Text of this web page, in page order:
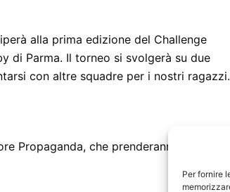
Per fornire
alla prima edizione del Challenge
di Parma. Il torneo si svolgerà su due
con altre squadre per i nostri
Propaganda, che prenderanno parte